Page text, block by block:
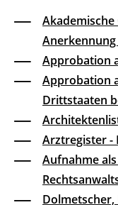
Approbation
Approbation
Drittstaaten
Arztregister -
Aufnahme